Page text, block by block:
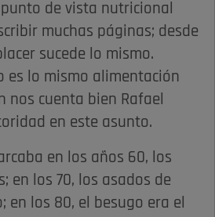
punto de vista nutricional
muchas páginas; desde
sucede lo mismo.
es lo mismo alimentación
nos cuenta bien Rafael
en este asunto.
en los años 60, los
en los 70, los asados de
en los 80, el besugo era el